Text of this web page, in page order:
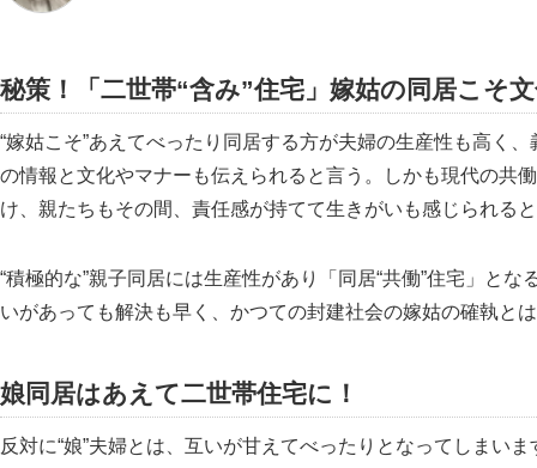
秘策！ 二世帯“含み”住宅 嫁姑の同居こそ
“嫁姑こそ”あえてべったり同居する方が夫婦の生産性も高く
の情報と文化やマナーも伝えられると言う。しかも現代の共
け、親たちもその間、責任感が持てて生きがいも感じられる
“積極的な”親子同居には生産性があり 同居“共働”住宅
とな
いがあっても解決も早く、かつての封建社会の嫁姑の確執と
娘同居はあえて二世帯住宅に！
反対に“娘”夫婦とは、互いが甘えてべったりとなってしまい